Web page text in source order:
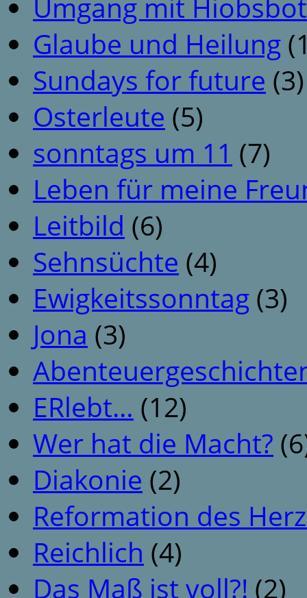
Glaube und Heilung
Sundays for future (3)
Osterleute (5)
sonntags um 11 (7)
Leben für meine
Leitbild (6)
Sehnsüchte (4)
Ewigkeitssonntag (3)
Jona (3)
ERlebt… (12)
Wer hat die Macht?
Diakonie (2)
Reformation des
Reichlich (4)
Das Maß ist voll?! (2)